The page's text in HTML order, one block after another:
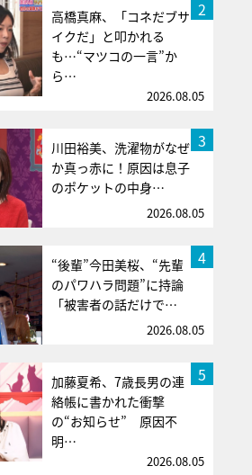
2
高橋真麻、「コネだブサ
イクだ」と叩かれる
も…“マツコの一言”か
ら…
2026.08.05
3
川田裕美、洗濯物がなぜ
か真っ赤に！原因は息子
のポケットの中身…
2026.08.05
4
“後輩”今田美桜、“先輩
のパワハラ問題”に持論
「被害者の話だけで…
2026.08.05
5
加藤夏希、7歳長男の連
絡帳に書かれた衝撃
の“お知らせ” 原因不
明…
2026.08.05